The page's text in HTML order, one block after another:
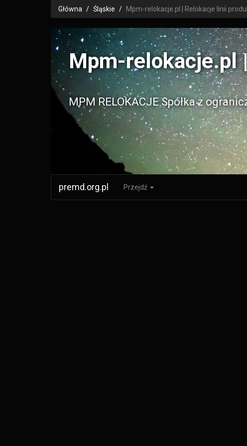
Główna Śląskie Mpm-relokacje.pl | Relokacje linii
Mpm-relokacje.pl
MPM RELOKACJE Spółka z
premd.org.pl Przejdź